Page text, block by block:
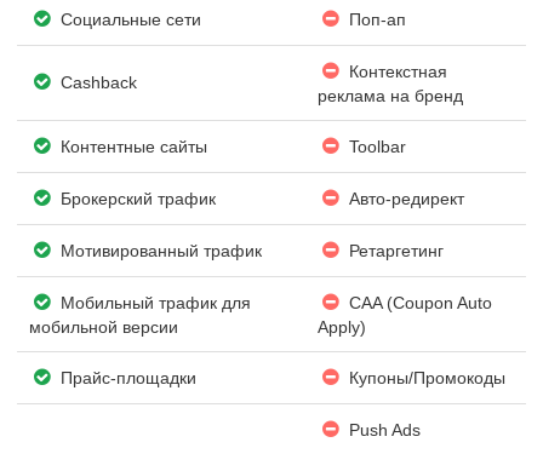
Социальные сети Поп-ап
Cashback
Контекстная
реклама на бренд
Контентные сайты Toolbar
Брокерский трафик Авто-редирект
Мотивированный трафик Ретаргетинг
Мобильный трафик для
мобильной версии
CAA (Coupon Auto
Apply)
Прайс-площадки Купоны/Промокоды
Push Ads